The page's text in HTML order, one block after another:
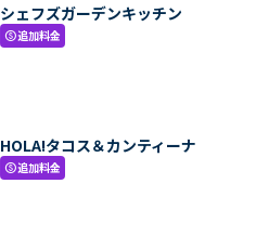
シェフズガーデンキッチン
paid追加料金
HOLA!タコス＆カンティーナ
paid追加料金